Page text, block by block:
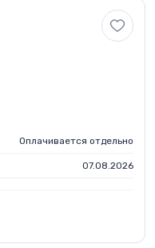
Оплачивается отдельно
07.08.2026